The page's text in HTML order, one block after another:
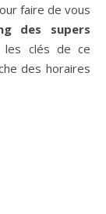
faire de vous
des supers
clés de ce
des horaires